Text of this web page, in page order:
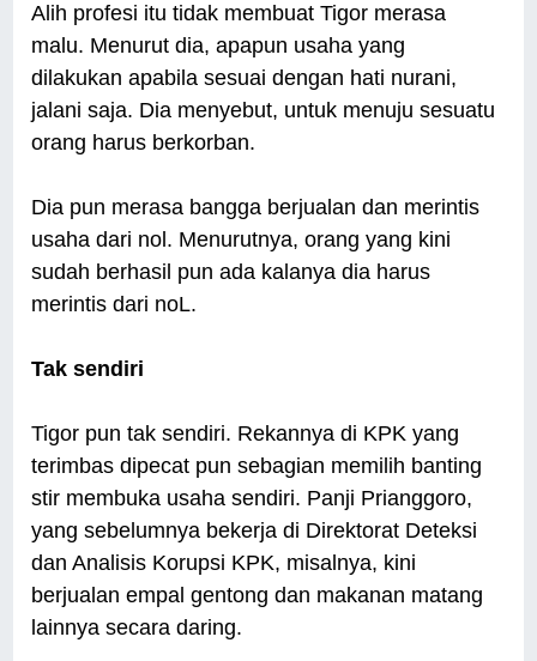
Alih profesi itu tidak membuat Tigor merasa
malu. Menurut dia, apapun usaha yang
dilakukan apabila sesuai dengan hati nurani,
jalani saja. Dia menyebut, untuk menuju sesuatu
orang harus berkorban.
Dia pun merasa bangga berjualan dan merintis
usaha dari nol. Menurutnya, orang yang kini
sudah berhasil pun ada kalanya dia harus
merintis dari noL.
Tak sendiri
Tigor pun tak sendiri. Rekannya di KPK yang
terimbas dipecat pun sebagian memilih banting
stir membuka usaha sendiri. Panji Prianggoro,
yang sebelumnya bekerja di Direktorat Deteksi
dan Analisis Korupsi KPK, misalnya, kini
berjualan empal gentong dan makanan matang
lainnya secara daring.